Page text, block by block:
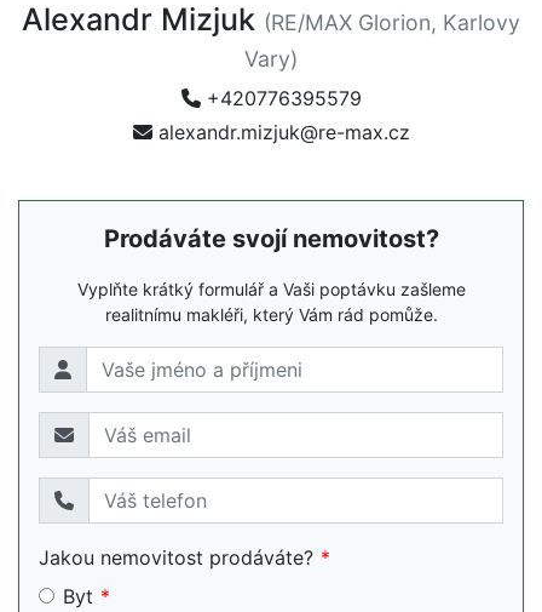
Alexandr Mizjuk (RE/MAX Glorion, Karlovy
Vary)
+420776395579
alexandr.mizjuk@re-max.cz
Prodáváte svojí nemovitost?
Vyplňte krátký formulář a Vaši poptávku zašleme
realitnímu makléři, který Vám rád pomůže.
Jakou nemovitost prodáváte?
Byt